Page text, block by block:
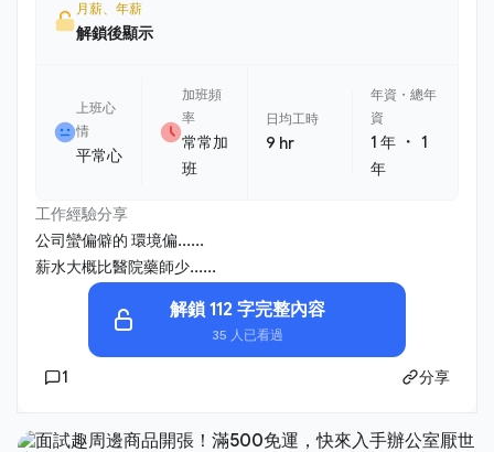
月薪、年薪
解鎖後顯示
上班心
情
平常心
加班頻
率
常常加
班
日均工時
9 hr
年資・總年
資
1 年 ・1
年
工作經驗分享
公司蠻偏僻的 環境偏......
薪水大概比醫院藥師少......
解鎖 112 字完整內容
35 人已看過
1 分享